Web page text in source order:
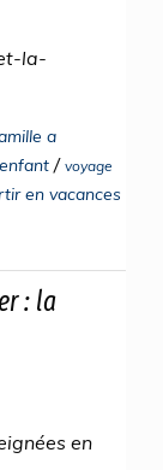
la-
a
/ voyage
en vacances
: la
en